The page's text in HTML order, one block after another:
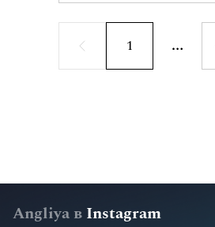
1
Angliya в Instagram